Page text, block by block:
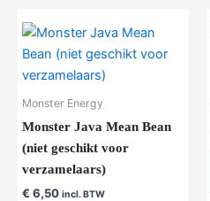
Monster Energy
Monster Java Mean Bean
(niet geschikt voor
verzamelaars)
€ 6,50 incl. BTW